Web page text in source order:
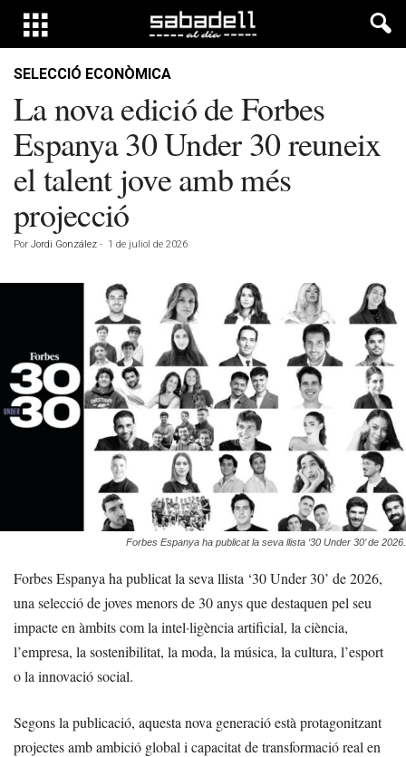
SELECCIÓ ECONÒMICA
La nova edició de Forbes
Espanya 30 Under 30 reuneix
el talent jove amb més
projecció
Por Jordi González - 1 de juliol de 2026
Forbes Espanya ha publicat la seva llista ‘30 Under 30’ de 2026.
Forbes Espanya ha publicat la seva llista ‘30 Under 30’ de 2026,
una selecció de joves menors de 30 anys que destaquen pel seu
impacte en àmbits com la intel·ligència artificial, la ciència,
l’empresa, la sostenibilitat, la moda, la música, la cultura, l’esport
o la innovació social.
Segons la publicació, aquesta nova generació està protagonitzant
projectes amb ambició global i capacitat de transformació real en